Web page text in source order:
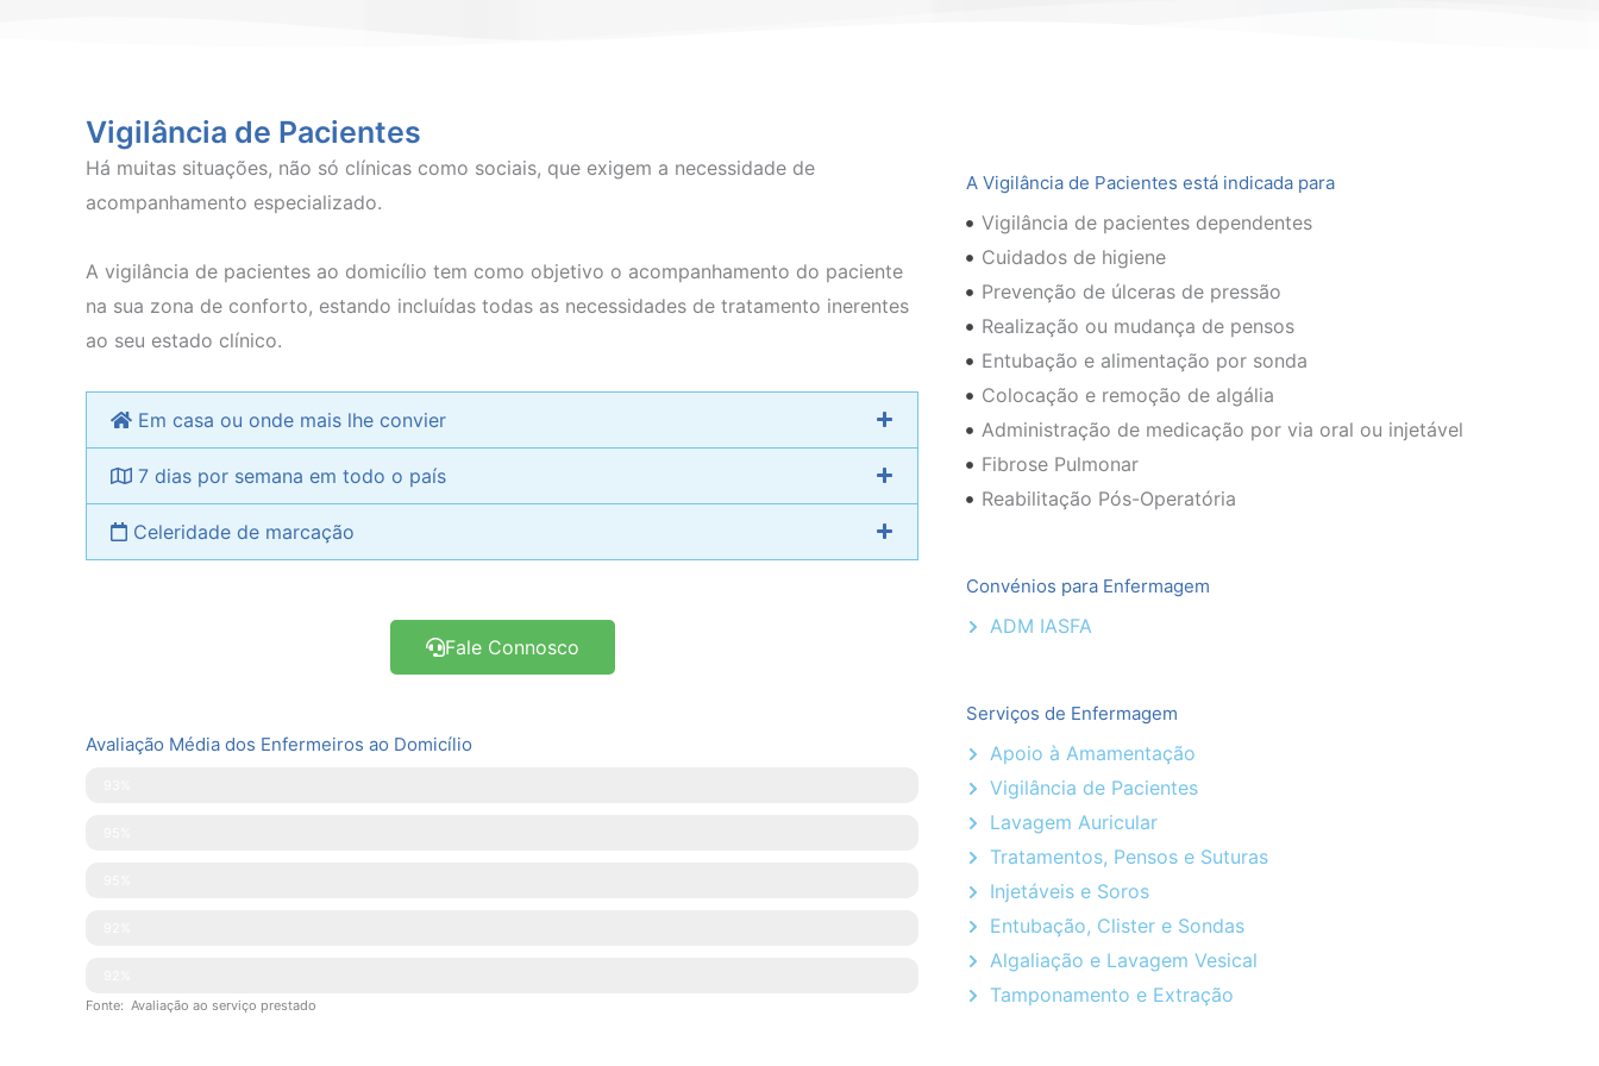
Vigilância de Pacientes
Há muitas situações, não só clínicas como sociais, que exigem a necessidade de
acompanhamento especializado.
A vigilância de pacientes ao domicílio tem como objetivo o acompanhamento do paciente
na sua zona de conforto, estando incluídas todas as necessidades de tratamento inerentes
ao seu estado clínico.
Em casa ou onde mais lhe convier
7 dias por semana em todo o país
Celeridade de marcação
Fale Connosco
Avaliação Média dos Enfermeiros ao Domicílio
Fonte: Avaliação ao serviço prestado
A Vigilância de Pacientes está indicada para
Vigilância de pacientes dependentes
Cuidados de higiene
Prevenção de úlceras de pressão
Realização ou mudança de pensos
Entubação e alimentação por sonda
Colocação e remoção de algália
Administração de medicação por via oral ou injetável
Fibrose Pulmonar
Reabilitação Pós-Operatória
Convénios para Enfermagem
ADM IASFA
Serviços de Enfermagem
Apoio à Amamentação
Vigilância de Pacientes
Lavagem Auricular
Tratamentos, Pensos e Suturas
Injetáveis e Soros
Entubação, Clister e Sondas
Algaliação e Lavagem Vesical
Tamponamento e Extração